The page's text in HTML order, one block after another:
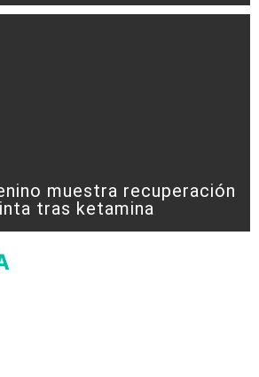
muestra recuperación
tras ketamina